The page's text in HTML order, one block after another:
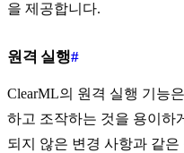
을 제공합니다.
원격 실행#
ClearML의 원격 실행 기능
하고 조작하는 것을 용이하
되지 않은 변경 사항과 같